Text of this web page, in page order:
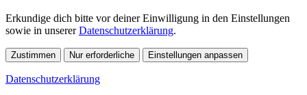
Erkundige dich bitte vor deiner Einwilligung in den Einstellungen
sowie in unsererDatenschutzerklärung.
Zustimmen Nur erforderliche Einstellungen anpassen
Datenschutzerklärung